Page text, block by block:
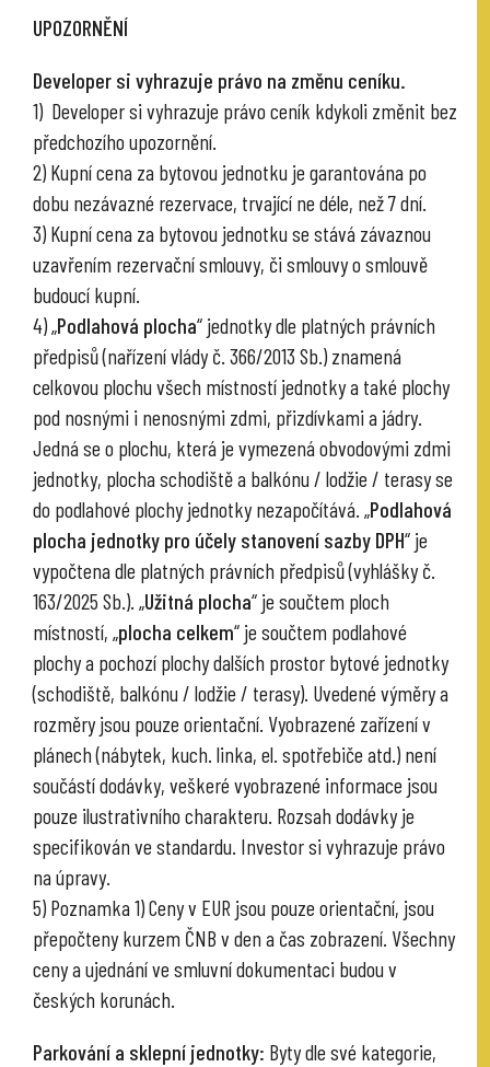
UPOZORNĚNÍ
Developer si vyhrazuje právo na změnu ceníku.
1) Developer si vyhrazuje právo ceník kdykoli změnit bez
předchozího upozornění.
2) Kupní cena za bytovou jednotku je garantována po
dobu nezávazné rezervace, trvající ne déle, než 7 dní.
3) Kupní cena za bytovou jednotku se stává závaznou
uzavřením rezervační smlouvy, či smlouvy o smlouvě
budoucí kupní.
4) „Podlahová plocha“ jednotky dle platných právních
předpisů (nařízení vlády č. 366/2013 Sb.) znamená
celkovou plochu všech místností jednotky a také plochy
pod nosnými i nenosnými zdmi, přizdívkami a jádry.
Jedná se o plochu, která je vymezená obvodovými zdmi
jednotky, plocha schodiště a balkónu / lodžie / terasy se
do podlahové plochy jednotky nezapočítává. „Podlahová
plocha jednotky pro účely stanovení sazby DPH“ je
vypočtena dle platných právních předpisů (vyhlášky č.
163/2025 Sb.). „Užitná plocha“ je součtem ploch
místností, „plocha celkem“ je součtem podlahové
plochy a pochozí plochy dalších prostor bytové jednotky
(schodiště, balkónu / lodžie / terasy). Uvedené výměry a
rozměry jsou pouze orientační. Vyobrazené zařízení v
plánech (nábytek, kuch. linka, el. spotřebiče atd.) není
součástí dodávky, veškeré vyobrazené informace jsou
pouze ilustrativního charakteru. Rozsah dodávky je
specifikován ve standardu. Investor si vyhrazuje právo
na úpravy.
5) Poznamka 1) Ceny v EUR jsou pouze orientační, jsou
přepočteny kurzem ČNB v den a čas zobrazení. Všechny
ceny a ujednání ve smluvní dokumentaci budou v
českých korunách.
Parkování a sklepní jednotky: Byty dle své kategorie,